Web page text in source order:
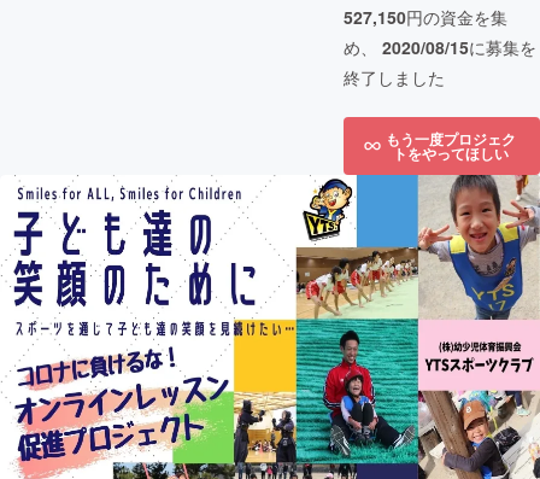
527,150円の資金を集
め、 2020/08/15に募集を
終了しました
もう一度プロジェク
トをやってほしい